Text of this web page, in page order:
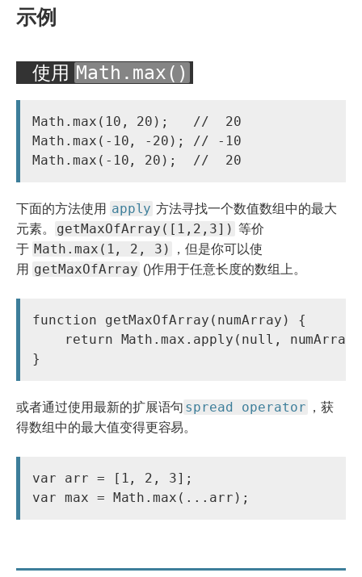
示例
使用 Math.max()
Math.max(10, 20);   //  20
Math.max(-10, -20); // -10
Math.max(-10, 20);  //  20
下面的方法使用 apply 方法寻找一个数值数组中的最大
元素。
getMaxOfArray([1,2,3]) 等价
于 Math.max(1, 2, 3)
，但是你可以使
用 getMaxOfArray ()作用于任意长度的数组上。
function getMaxOfArray(numArray) {
return Math.max.apply(null,
或者通过使用最新的扩展语句 spread operator ，获
得数组中的最大值变得更容易。
var arr = [1, 2, 3];